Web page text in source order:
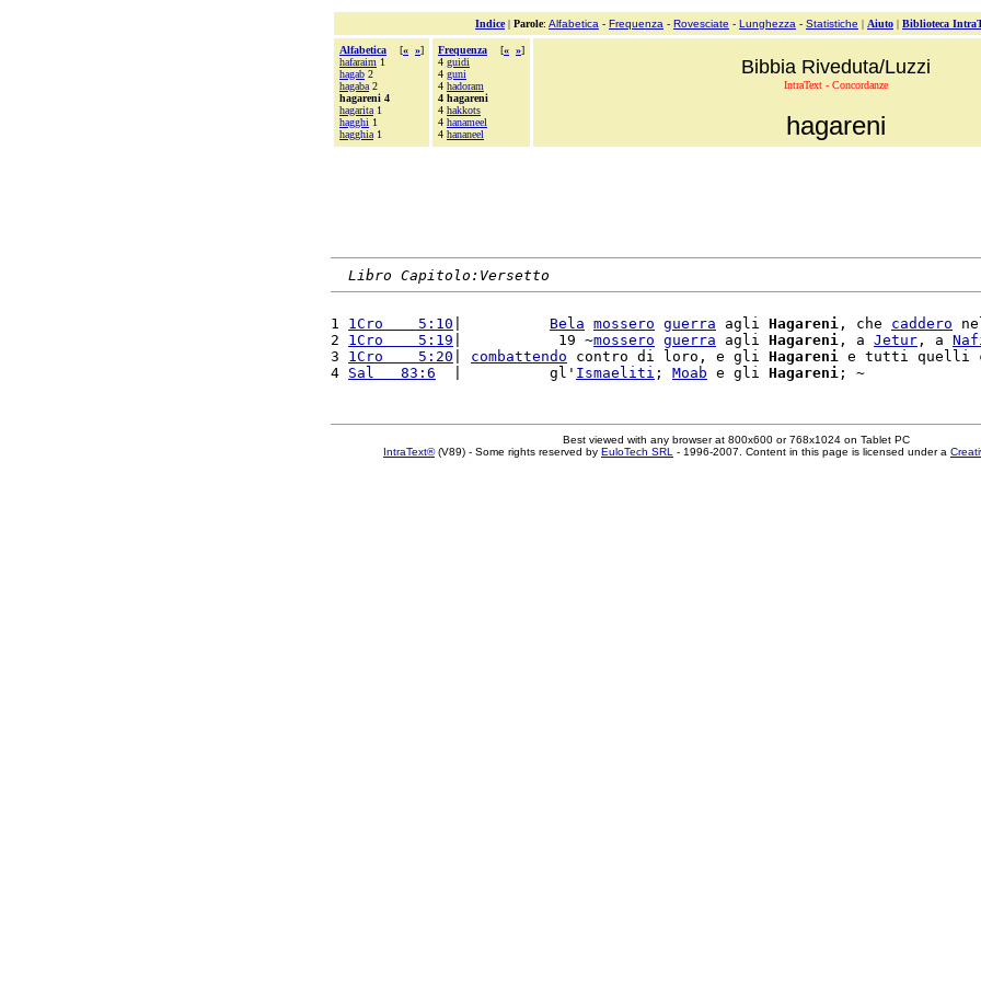
Indice| Parole: Alfabetica - Frequenza - Rovesciate - Lunghezza - Statistiche | Aiuto | Biblioteca
Alfabetica [« »]
hafaraim 1
hagab 2
hagaba 2
hagareni 4
hagarita 1
hagghi 1
hagghia 1
Frequenza [« »]
4 guidi
4 guni
4 hadoram
4 hagareni
4 hakkots
4 hanameel
4 hananeel
Bibbia Riveduta/Luzzi
IntraText - Concordanze
hagareni
Libro Capitolo:Versetto
1 1Cro    5:10 Bela mossero guerra agli Hagareni , che caddero
2 1Cro    5:19 |           19 ~mossero guerra agli Hagareni , a Jetur , a
3 1Cro    5:20 combattendo contro di loro, e gli Hagareni e tutti quelli
4 Sal   83:6
  |          gl'
Ismaeliti ; Moab e gli Hagareni
Best viewed with any browser at 800x600 or 768x1024 on Tablet PC
IntraText®(V89) - Some rights reserved by EuloTech SRL - 1996-2007. Content in this page is licensed under a